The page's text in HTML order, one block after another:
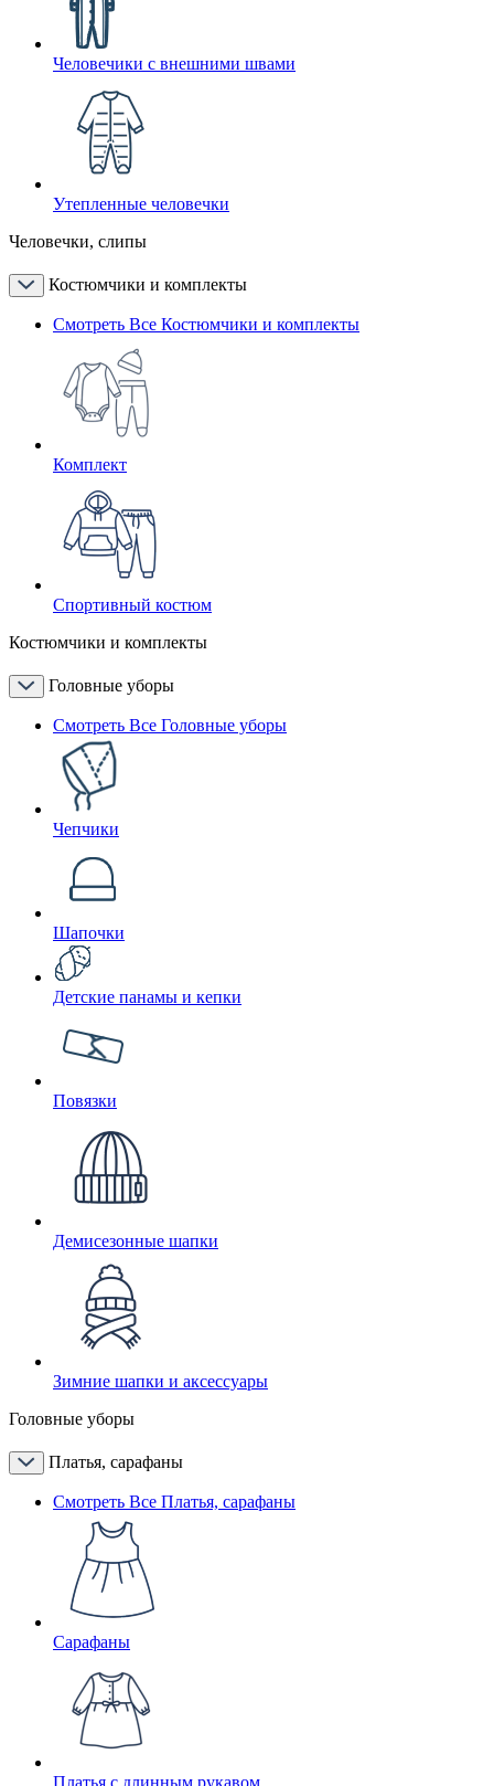
Человечики с внешними швами
Утепленные человечки
Человечки, слипы
Костюмчики и комплекты
Смотреть Все Костюмчики и комплекты
Комплект
Спортивный костюм
Костюмчики и комплекты
Головные уборы
Смотреть Все Головные уборы
Чепчики
Шапочки
Детские панамы и кепки
Повязки
Демисезонные шапки
Зимние шапки и аксессуары
Головные уборы
Платья, сарафаны
Смотреть Все Платья, сарафаны
Сарафаны
Платья с длинным рукавом